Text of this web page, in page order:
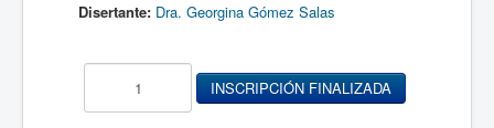
Disertante: Dra. Georgina Gómez Salas